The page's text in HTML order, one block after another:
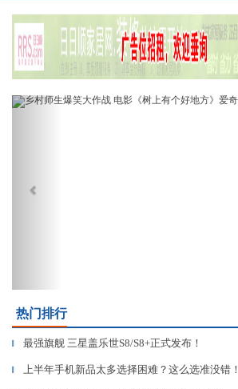
Previous
热门排行
▎ 最强旗舰 三星盖乐世S8/S8+正式发布！
▎ 上半年手机新品太多选择困难？这么选准没错！